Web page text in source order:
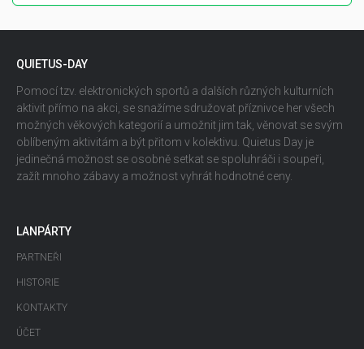
QUIETUS-DAY
Pomocí tzv. elektronických sportů a dalších různých kulturních
aktivit přímo na akci, se snažíme sdružovat příznivce her všech
možných věkových kategorií a umožnit jim tak, věnovat se svým
oblíbeným aktivitám a být přitom v kolektivu. Quietus Day je
jedinečná možnost se osobně setkat se spoluhráči i soupeři,
zažít mnoho zábavy a možnost vyhrát hodnotné ceny.
LANPÁRTY
PARTNEŘI
HISTORIE
KONTAKTY
ÚČET